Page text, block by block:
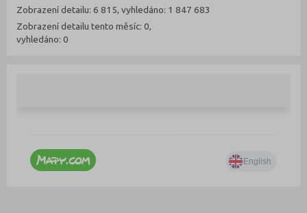
Zobrazení detailu: 6 815, vyhledáno: 1 847 683
Zobrazení detailu tento měsíc: 0,
vyhledáno: 0